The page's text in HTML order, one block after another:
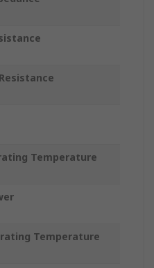
Temperature
Temperature